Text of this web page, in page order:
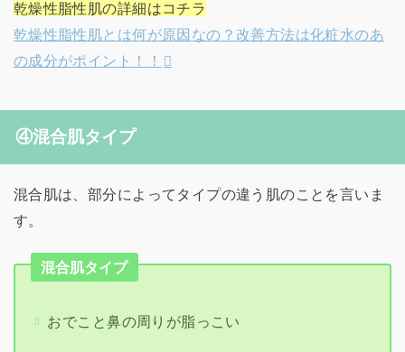
乾燥性脂性肌の詳細はコチラ
乾燥性脂性肌とは何が原因なの？改善方法は化粧水のあ
の成分がポイント！！
④混合肌タイプ
混合肌は、部分によってタイプの違う肌のことを言いま
す。
混合肌タイプ
おでこと鼻の周りが脂っこい